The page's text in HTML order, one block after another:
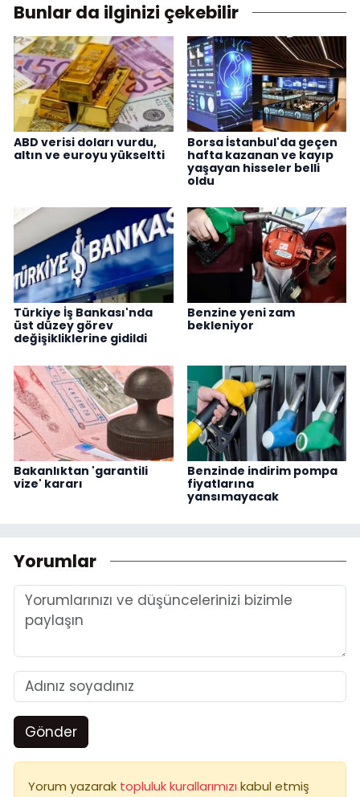
Bunlar da ilginizi çekebilir
ABD verisi doları vurdu,
altın ve euroyu yükseltti
Borsa İstanbul'da geçen
hafta kazanan ve kayıp
yaşayan hisseler belli
oldu
Türkiye İş Bankası'nda
üst düzey görev
değişikliklerine gidildi
Benzine yeni zam
bekleniyor
Bakanlıktan 'garantili
vize' kararı
Benzinde indirim pompa
fiyatlarına
yansımayacak
Yorumlar
Gönder
Yorum yazarak topluluk kurallarımızı kabul etmiş